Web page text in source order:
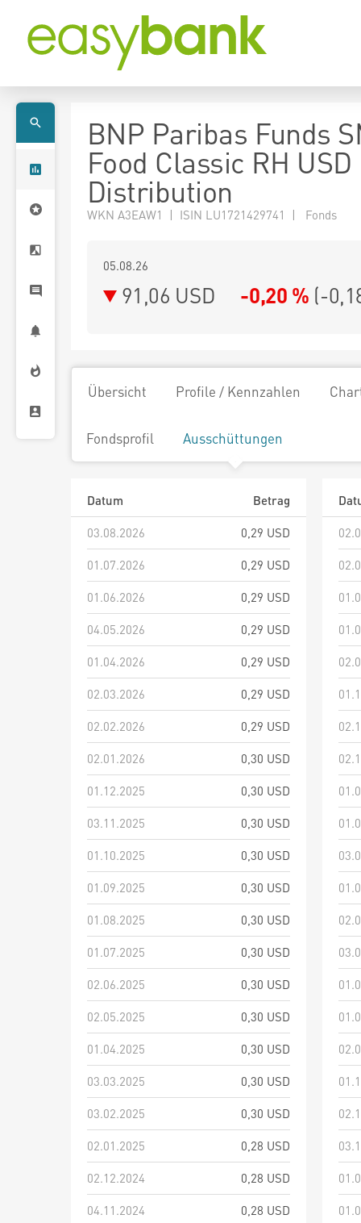
BNP Paribas Funds
Food Classic RH USD
Distribution
WKN A3EAW1 | ISIN LU1721429741 | Fonds
05.08.26
91,06 USD -0,20 % (-
Übersicht Profile / Kennzahlen
Fondsprofil Ausschüttungen
Datum
Betrag
03.08.2026
0,29 USD
01.07.2026
0,29 USD
01.06.2026
0,29 USD
04.05.2026
0,29 USD
01.04.2026
0,29 USD
02.03.2026
0,29 USD
02.02.2026
0,29 USD
02.01.2026
0,30 USD
01.12.2025
0,30 USD
03.11.2025
0,30 USD
01.10.2025
0,30 USD
01.09.2025
0,30 USD
01.08.2025
0,30 USD
01.07.2025
0,30 USD
02.06.2025
0,30 USD
02.05.2025
0,30 USD
01.04.2025
0,30 USD
03.03.2025
0,30 USD
03.02.2025
0,30 USD
02.01.2025
0,28 USD
02.12.2024
0,28 USD
04.11.2024
0,28 USD